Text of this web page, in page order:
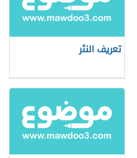
تعريف النثر